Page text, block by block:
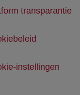
transparantie
instellingen